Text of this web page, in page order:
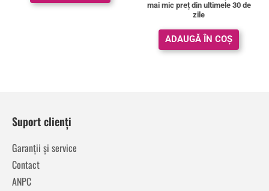
mai mic preț din ultimele 30 de
zile
ADAUGĂ ÎN COȘ
Suport clienți
Garanții și service
Contact
ANPC